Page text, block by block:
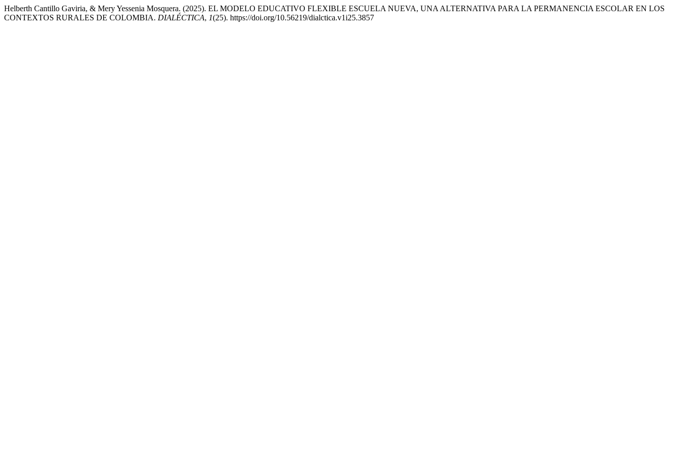
Helberth Cantillo Gaviria, & Mery Yessenia Mosquera. (2025). EL MODELO EDUCATIVO FLEXIBLE ESCUELA NUEVA, UNA ALTERNATIVA PARA LA PERMANENCIA ESCOLAR EN LOS
CONTEXTOS RURALES DE COLOMBIA. DIALÉCTICA, 1(25). https://doi.org/10.56219/dialctica.v1i25.3857